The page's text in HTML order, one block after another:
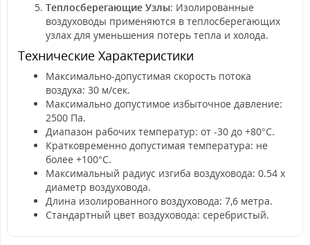
Теплосберегающие Узлы: Изолированные
воздуховоды применяются в теплосберегающих
узлах для уменьшения потерь тепла и холода.
Технические Характеристики
Максимально-допустимая скорость потока
воздуха: 30 м/сек.
Максимально допустимое избыточное давление:
2500 Па.
Диапазон рабочих температур: от -30 до +80°C.
Кратковременно допустимая температура: не
более +100°C.
Максимальный радиус изгиба воздуховода: 0.54 х
диаметр воздуховода.
Длина изолированного воздуховода: 7,6 метра.
Стандартный цвет воздуховода: серебристый.